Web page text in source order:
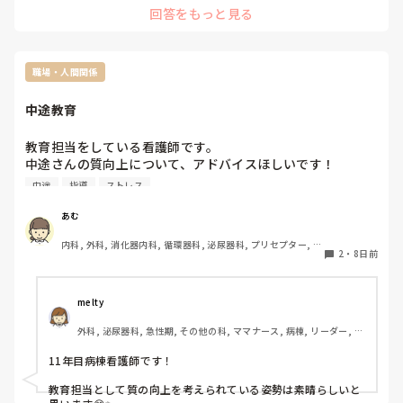
長くなってしまいましたが、同じような悩みのある方や皆さ
よろしくお願いします。
にもなるので困ってしまいますが。
か事態は収まりましたが本人が割とあっけらかんとしていたの
で業務の終わりにちょっときつく注意し他のスタッフがフォロ
ちょっと言い過ぎたかなーと思いましたが、それから少し変わ
まぁその子のタイプにもよりますよね、きつく言われて辞めち
ゃう子もいますし。教育は難しいです😓
でも、自分も2.3年目って業務に慣れてある程度の経験を一通
りして「何でもできる！」って思ってた気がします💦
頑張ってください！！
回答をもっと見る
職場・人間関係
中途教育
教育担当をしている看護師です。
中途さんの質向上について、アドバイスほしいです！
5~8年目の中途さんが多い現場で、積極的な方は少なく
事とは関係ない話をしていて、カンファレンスや勉強会等を
やろうと持ち掛けようものなら愚痴が始まり、なんだかなぁ
と思う日々です。。※もちろん時間内で仕事は終わっていま
中途さんの質向上として、どのようにもちかけたらいいでし
ょうか？？
中途 指導 ストレス
あむ
内科, 外科, 消化器内科, 循環器科, 泌尿器科, プリセプター, リ
2 ・ 8日前
melty
外科, 泌尿器科, 急性期, その他の科, ママナース, 病棟, リーダー, 消
11年目病棟看護師です！
教育担当として質の向上を考えられている姿勢は素晴らしいと